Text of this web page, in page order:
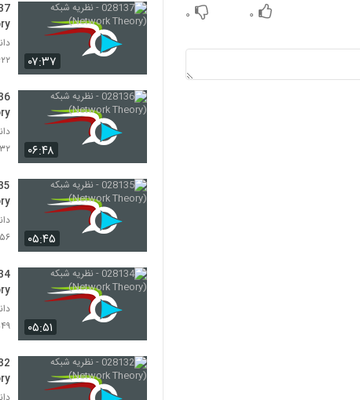
۵۱۵ بازدید
Complexity)
۵۶۸ بازدید
۵۰۱ بازدید
۵۰۲ بازدید
۰ ۰
۰۷:۳۷
۶۲۲
۰۶:۴۸
۶۳۲
۰۵:۴۵
۴۵۶
۰۵:۵۱
۵۴۹